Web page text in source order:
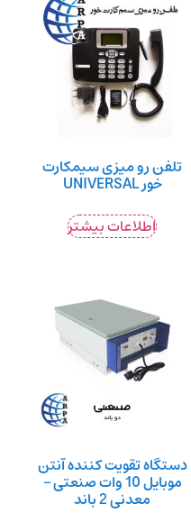
تلفن رو میزی سیمکارت
خور UNIVERSAL
اطلاعات بیشتر
دستگاه تقویت کننده آنتن
موبایل 10 وات صنعتی –
معدنی 2 باند